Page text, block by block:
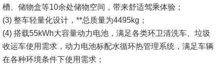
槽、储物盒等10余处储物空间，带来舒适驾乘体验；
(3) 整车轻量化设计，**总质量为4495kg；
(4) 搭载55kWh大容量动力电池，满足各类环卫清洗车、垃圾
收运车使用需求，动力电池标配水循环热管理系统，满足车辆
在各种环境条件下使用需求；